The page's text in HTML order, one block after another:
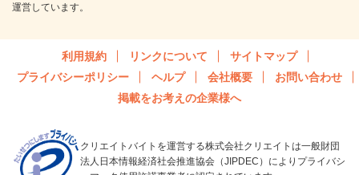
運営しています。
利用規約 リンクについて
サイトマップ
プライバシーポリシー
ヘルプ 会社概要
お問い合わせ
掲載をお考えの企業様へ
クリエイトバイトを運営する株式会社クリエイトは一般財団
法人日本情報経済社会推進協会（JIPDEC）によりプライバシ